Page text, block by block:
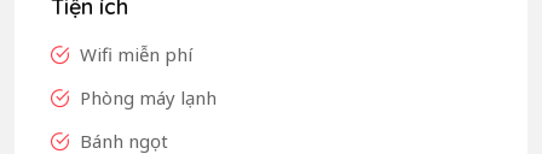
Tiện ích
Wifi miễn phí
Phòng máy lạnh
Bánh ngọt